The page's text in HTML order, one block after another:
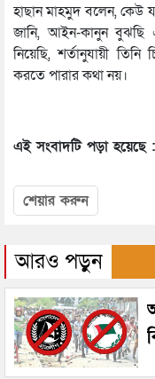
হাছান মাহমুদ বলেন,
জানি, আইন-কানুন
নিয়েছি, শর্তানুযায়ী
করতে পারার কথা নয়।
এই সংবাদটি পড়া হয়েছে :
শেয়ার করুন
আরও পড়ুন